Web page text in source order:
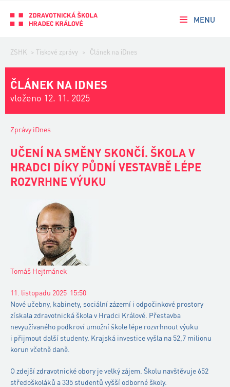
MENU
ZSHK > Tiskové zprávy > Článek na iDnes
ČLÁNEK NA IDNES
vloženo 12. 11. 2025
Zprávy iDnes
UČENÍ NA SMĚNY SKONČÍ. ŠKOLA V
HRADCI DÍKY PŮDNÍ VESTAVBĚ LÉPE
ROZVRHNE VÝUKU
Tomáš Hejtmánek
11. listopadu 2025 15:50
Nové učebny, kabinety, sociální zázemí i odpočinkové prostory
získala zdravotnická škola v Hradci Králové. Přestavba
nevyužívaného podkroví umožní škole lépe rozvrhnout výuku
i přijmout další studenty. Krajská investice vyšla na 52,7 milionu
korun včetně daně.
O zdejší zdravotnické obory je velký zájem. Školu navštěvuje 652
středoškoláků a 335 studentů vyšší odborné školy.